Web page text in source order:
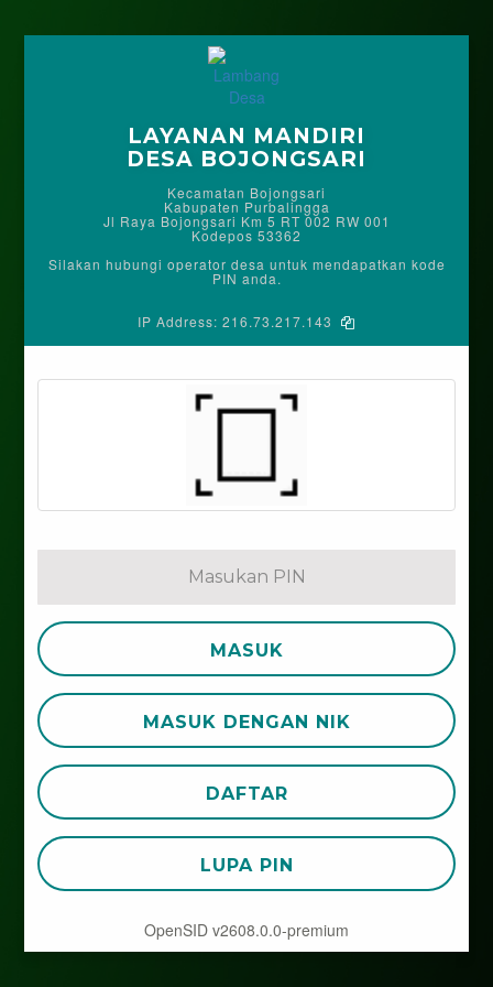
LAYANAN MANDIRI
DESA BOJONGSARI
Kecamatan Bojongsari
Kabupaten Purbalingga
Jl Raya Bojongsari Km 5 RT 002 RW 001
Kodepos 53362
Silakan hubungi operator desa untuk mendapatkan kode
PIN anda.
IP Address: 216.73.217.143
MASUK
MASUK DENGAN NIK
DAFTAR
LUPA PIN
OpenSID v2608.0.0-premium